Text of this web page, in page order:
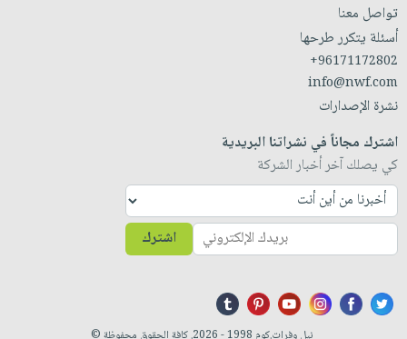
تواصل معنا
أسئلة يتكرر طرحها
+96171172802
info@nwf.com
نشرة الإصدارات
اشترك مجاناً في نشراتنا البريدية
كي يصلك آخر أخبار الشركة
اشترك